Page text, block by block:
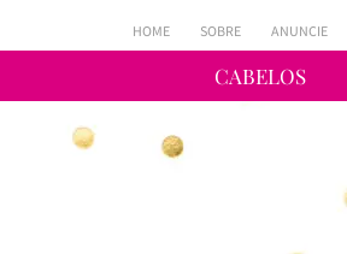
CABELOS
HOME SOBRE ANUNCIE